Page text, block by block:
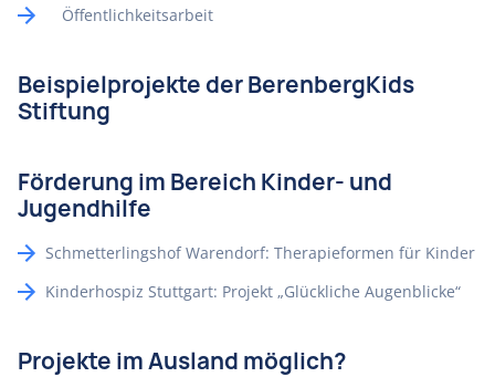
Öffentlichkeitsarbeit
Beispielprojekte der BerenbergKids
Stiftung
Förderung im Bereich Kinder- und
Jugendhilfe
Schmetterlingshof Warendorf: Therapieformen für Kinder
Kinderhospiz Stuttgart: Projekt „Glückliche Augenblicke“
Projekte im Ausland möglich?